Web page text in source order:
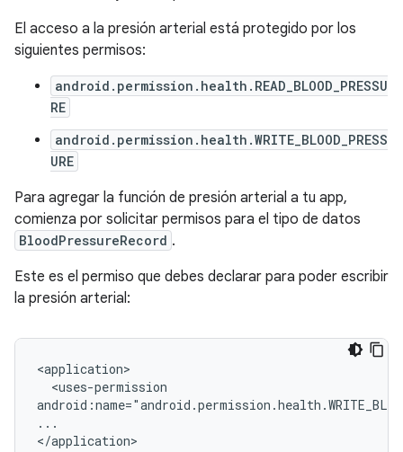
El acceso a la presión arterial está protegido por los
siguientes permisos:
android.permission.health.READ_BLOOD_PRESSU
RE
android.permission.health.WRITE_BLOOD_PRESS
URE
Para agregar la función de presión arterial a tu app,
comienza por solicitar permisos para el tipo de datos
BloodPressureRecord .
Este es el permiso que debes declarar para poder escribir
la presión arterial:
<uses-permission
...